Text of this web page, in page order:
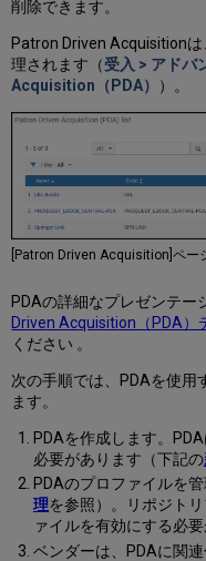
削除できます。
Patron Driven Acquisition
理されます（受入 > アドバ
Acquisition（PDA）
）。
[Patron Driven Acquisition]ペー
PDAの詳細なプレゼンテー
Driven Acquisition（PDA
ください 。
次の手順では、PDAを使用
ます。
PDAを作成します。
必要があります（下記の
PDAのプロファイルを
理を参照）。リポジト
ァイルを有効にする必要
ベンダーは、PDAに関